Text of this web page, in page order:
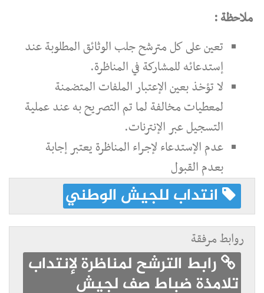
ملاحظة :
تعين على كل مترشح جلب الوثائق المطلوبة عند
إستدعائه للمشاركة في المناظرة.
لا تؤخذ بعين الإعتبار الملفات المتضمنة
لمعطيات مخالفة لما تم التصريح به عند عملية
التسجيل عبر الإنترنات.
عدم الإستدعاء لإجراء المناظرة يعتبر إجابة
بعدم القبول
انتداب للجيش الوطني
روابط مرفقة
رابط الترشح لمناظرة لإنتداب
تلامذة ضباط صف لجيش